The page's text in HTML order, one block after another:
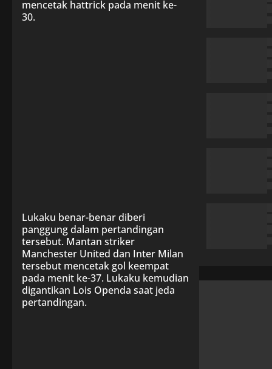
mencetak hattrick pada menit ke-
30.
Lukaku benar-benar diberi
panggung dalam pertandingan
tersebut. Mantan striker
Manchester United dan Inter Milan
tersebut mencetak gol keempat
pada menit ke-37. Lukaku kemudian
digantikan Lois Openda saat jeda
pertandingan.